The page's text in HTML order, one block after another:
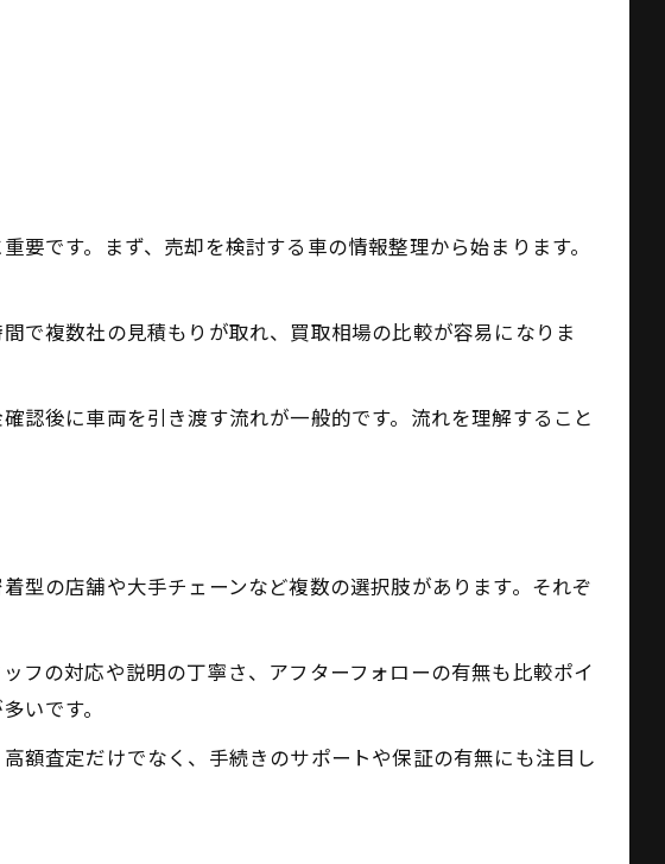
る秘訣
避術
事前対策
の要素
ポイント
較方法
取の条件
びの基準
の流れ
イント
です。まず、売却を検討する車の情報整理から始まります。
で複数社の見積もりが取れ、買取相場の比較が容易になりま
認後に車両を引き渡す流れが一般的です。流れを理解すること
型の店舗や大手チェーンなど複数の選択肢があります。それぞ
フの対応や説明の丁寧さ、アフターフォローの有無も比較ポイ
いです。
額査定だけでなく、手続きのサポートや保証の有無にも注目し